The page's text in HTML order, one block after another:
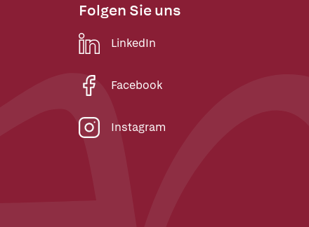
Folgen Sie uns
LinkedIn
Facebook
Instagram